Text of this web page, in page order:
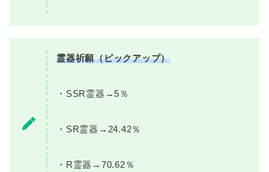
霊器祈願（ピックアップ）
・SSR霊器→5％
・SR霊器→24.42％
・R霊器→70.62％